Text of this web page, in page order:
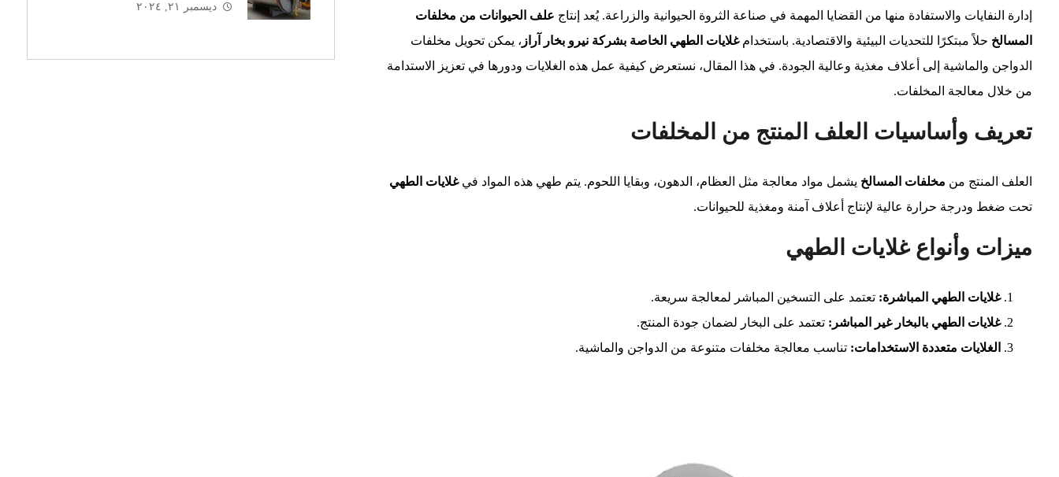
إدارة النفايات والاستفادة منها من القضايا المهمة في صناعة الثروة الحيوانية والزراعة. يُعد إنتاج علف الحيوانات من مخلفات
المسالخ حلاً مبتكرًا للتحديات البيئية والاقتصادية. باستخدامغلايات الطهي الخاصة بشركة نیرو بخار آراز ، يمكن تحويل مخلفات
الدواجن والماشية إلى أعلاف مغذية وعالية الجودة. في هذا المقال، نستعرض كيفية عمل هذه الغلايات ودورها في تعزيز الاستدامة
من خلال معالجة المخلفات.
تعريف وأساسيات العلف المنتج من المخلفات
العلف المنتج من مخلفات المسالخ يشمل مواد معالجة مثل العظام، الدهون، وبقايا اللحوم. يتم طهي هذه المواد فيغلايات الطهي
تحت ضغط ودرجة حرارة عالية لإنتاج أعلاف آمنة ومغذية للحيوانات.
ميزات وأنواع غلايات الطهي
غلايات الطهي المباشرة: تعتمد على التسخين المباشر لمعالجة سريعة.
غلايات الطهي بالبخار غير المباشر : تعتمد على البخار لضمان جودة المنتج.
الغلايات متعددة الاستخدامات: تناسب معالجة مخلفات متنوعة من الدواجن والماشية.
ديسمبر ٢١, ٢٠٢٤